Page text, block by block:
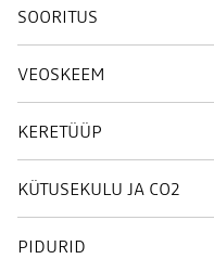
SOORITUS
VEOSKEEM
KERETÜÜP
KÜTUSEKULU JA CO2
PIDURID